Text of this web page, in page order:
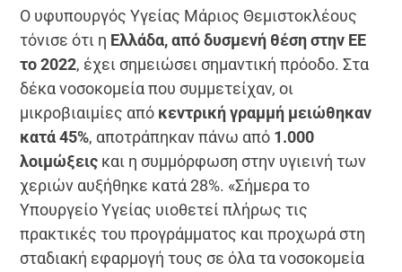
Ο υφυπουργός Υγείας Μάριος Θεμιστοκλέους
τόνισε ότι η Ελλάδα, από δυσμενή θέση στην ΕΕ
το 2022, έχει σημειώσει σημαντική πρόοδο. Στα
δέκα νοσοκομεία που συμμετείχαν, οι
μικροβιαιμίες από κεντρική γραμμή μειώθηκαν
κατά 45%, αποτράπηκαν πάνω από 1.000
λοιμώξεις και η συμμόρφωση στην υγιεινή των
χεριών αυξήθηκε κατά 28%. «Σήμερα το
Υπουργείο Υγείας υιοθετεί πλήρως τις
πρακτικές του προγράμματος και προχωρά στη
σταδιακή εφαρμογή τους σε όλα τα νοσοκομεία